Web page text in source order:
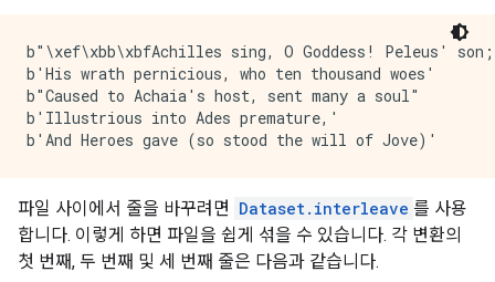
b"\xef\xbb\xbfAchilles sing, O Goddess! Peleus'
b'His wrath pernicious, who ten thousand woes'
b"Caused to Achaia's host, sent many a soul"
b'Illustrious into Ades premature,'
파일 사이에서 줄을 바꾸려면 Dataset.interleave 를 사용
합니다. 이렇게 하면 파일을 쉽게 섞을 수 있습니다. 각 변환의
첫 번째, 두 번째 및 세 번째 줄은 다음과 같습니다.